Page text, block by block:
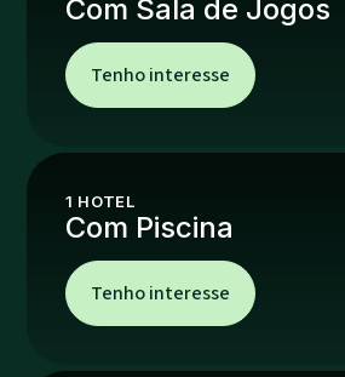
Com Sala de Jogos
Tenho interesse
1 HOTEL
Com Piscina
Tenho interesse